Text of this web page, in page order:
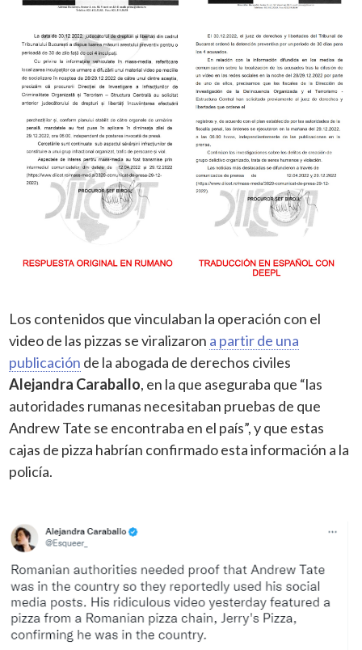
Los contenidos que vinculaban la operación con el
video de las pizzas se viralizaron a partir de una
publicación de la abogada de derechos civiles
Alejandra Caraballo, en la que aseguraba que “las
autoridades rumanas necesitaban pruebas de que
Andrew Tate se encontraba en el país”, y que estas
cajas de pizza habrían confirmado esta información a la
policía.